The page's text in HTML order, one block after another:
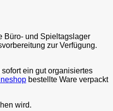
Büro- und Spieltagslager
zur Verfügung.
ein gut organisiertes
bestellte Ware verpackt
wird.